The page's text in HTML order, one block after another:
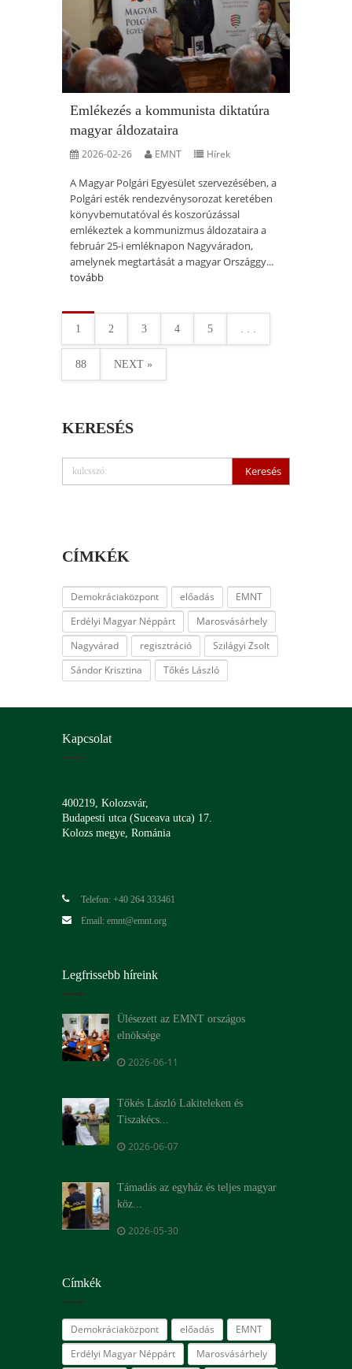
Emlékezés a kommunista diktatúra
magyar áldozataira
2026-02-26 EMNT Hírek
A Magyar Polgári Egyesület szervezésében, a
Polgári esték rendezvénysorozat keretében
könyvbemutatóval és koszorúzással
emlékeztek a kommunizmus áldozataira a
február 25-i emléknapon Nagyváradon,
amelynek megtartását a magyar Országgy...
tovább
1 2 3 4 5 . . .
88 NEXT »
KERESÉS
CÍMKÉK
Demokráciaközpont előadás
EMNT
Erdélyi Magyar Néppárt
Marosvásárhely
Nagyvárad
regisztráció
Szilágyi Zsolt
Sándor Krisztina
Tőkés László
Kapcsolat
400219, Kolozsvár,
Budapesti utca (Suceava utca) 17.
Kolozs megye, Románia
Telefon: +40 264 333461
Email: emnt@emnt.org
Legfrissebb híreink
Ülésezett az EMNT országos
elnöksége
2026-06-11
Tőkés László Lakiteleken és
Tiszakécs...
2026-06-07
Támadás az egyház és teljes magyar
köz...
2026-05-30
Címkék
Demokráciaközpont előadás
EMNT
Erdélyi Magyar Néppárt
Marosvásárhely